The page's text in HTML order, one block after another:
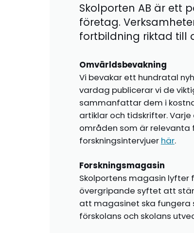
Skolporten AB är ett
företag.
fortbildning riktad till
Omvärldsbevakning
Vi bevakar ett hundratal
vardag publicerar vi de
sammanfattar dem i
artiklar och tidskrifter.
områden som är relevanta
forskningsintervjuer här.
Forskningsmagasin
Skolportens magasin
övergripande syftet att
att magasinet ska fungera
förskolans och skolans